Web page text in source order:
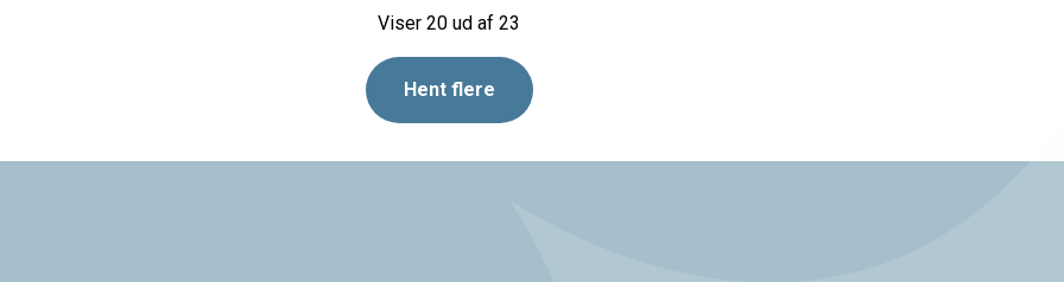
Viser 20 ud af 23
Hent flere